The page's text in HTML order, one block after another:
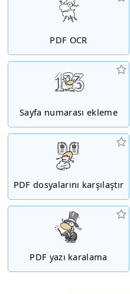
PDF OCR
Sayfa numarası ekleme
PDF dosyalarını karşılaştır
PDF yazı karalama